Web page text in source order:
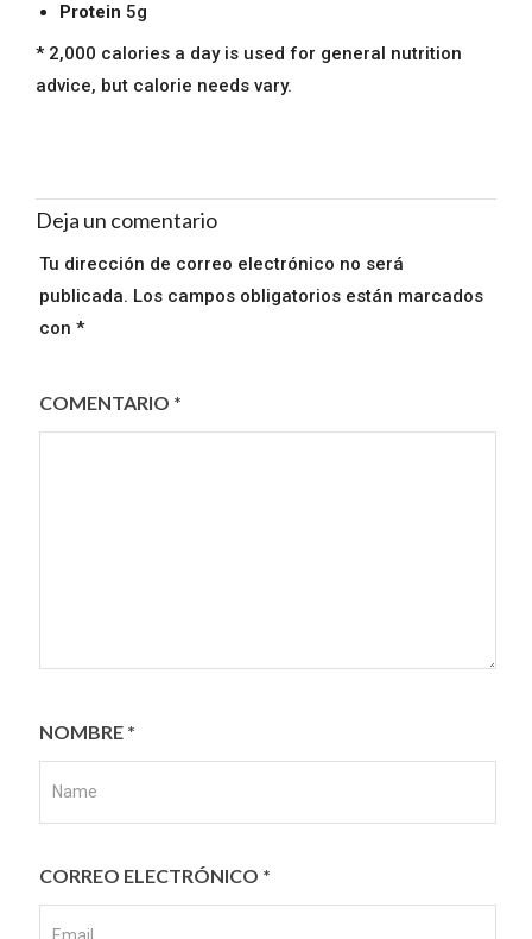
Protein 5g
* 2,000 calories a day is used for general nutrition
advice, but calorie needs vary.
Deja un comentario
Tu dirección de correo electrónico no será
publicada. Los campos obligatorios están marcados
con *
COMENTARIO *
NOMBRE *
CORREO ELECTRÓNICO *